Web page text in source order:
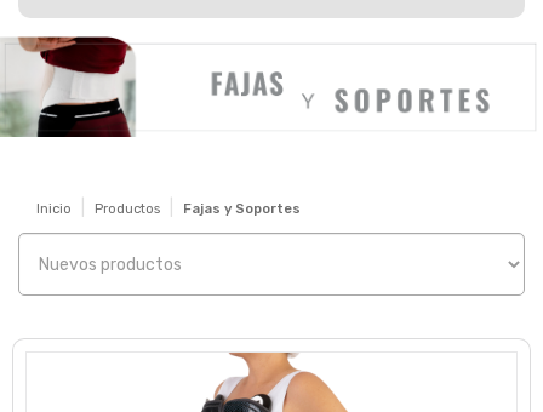
Inicio Productos Fajas y Soportes